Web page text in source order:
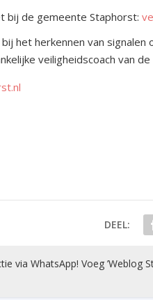
bij de gemeente Staphorst:
het herkennen van
veiligheidscoach van
DEEL:
via WhatsApp! Voeg